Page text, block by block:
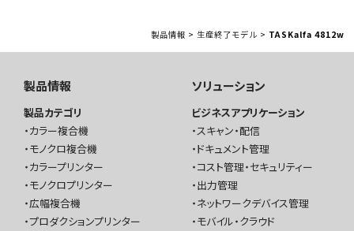
製品情報 > 生産終了モデル > TASKalfa 4812w
製品情報
製品カテゴリ
カラー複合機
モノクロ複合機
カラープリンター
モノクロプリンター
広幅複合機
プロダクションプリンター
ソリューション
ビジネスアプリケーション
スキャン・配信
ドキュメント管理
コスト管理・セキュリティー
出力管理
ネットワークデバイス管理
モバイル・クラウド